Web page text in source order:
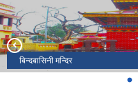
बिन्दबासिनी मन्दिर
निमिया माई मन्दिर
बिन्दबासिनी मन्दिर